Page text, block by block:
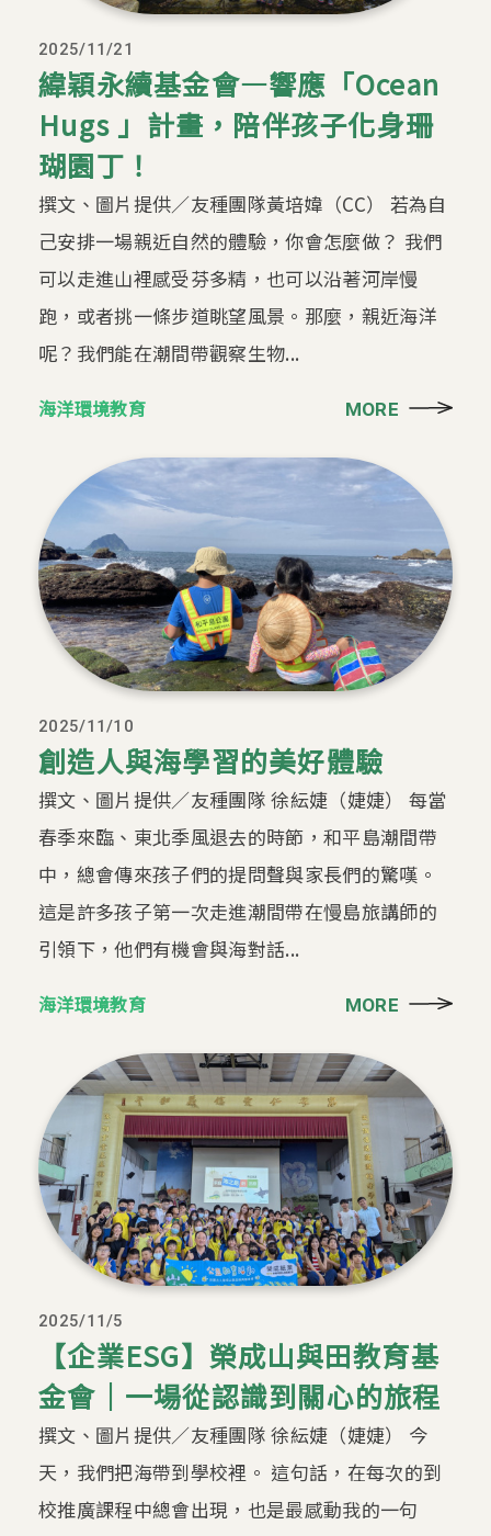
2025/11/21
緯穎永續基金會—響應「Ocean
Hugs 」計畫，陪伴孩子化身珊
瑚園丁！
撰文、圖片提供／友種團隊黃培媁（CC） 若為自
己安排一場親近自然的體驗，你會怎麼做？ 我們
可以走進山裡感受芬多精，也可以沿著河岸慢
跑，或者挑一條步道眺望風景。那麼，親近海洋
呢？我們能在潮間帶觀察生物...
海洋環境教育 MORE
2025/11/10
創造人與海學習的美好體驗
撰文、圖片提供／友種團隊 徐紜婕（婕婕） 每當
春季來臨、東北季風退去的時節，和平島潮間帶
中，總會傳來孩子們的提問聲與家長們的驚嘆。
這是許多孩子第一次走進潮間帶在慢島旅講師的
引領下，他們有機會與海對話...
海洋環境教育 MORE
2025/11/5
【企業ESG】榮成山與田教育基
金會｜一場從認識到關心的旅程
撰文、圖片提供／友種團隊 徐紜婕（婕婕） 今
天，我們把海帶到學校裡。 這句話，在每次的到
校推廣課程中總會出現，也是最感動我的一句